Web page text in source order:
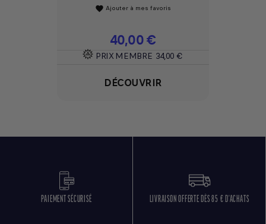
favorite Ajouter à mes favoris
Prix
40,00 €
PRIX MEMBRE 34,00 €
DÉCOUVRIR
PAIEMENT SÉCURISÉ LIVRAISON OFFERTE DÈS 85 € D'ACHATS